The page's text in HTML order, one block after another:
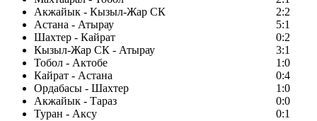
Акжайык - Кызыл-Жар СК
2:2
Астана - Атырау
5:1
Шахтер - Кайрат
0:2
Кызыл-Жар СК - Атырау
3:1
Тобол - Актобе
1:0
Кайрат - Астана
0:4
Ордабасы - Шахтер
1:0
Акжайык - Тараз
0:0
Туран - Аксу
0:1